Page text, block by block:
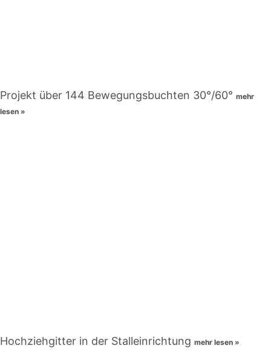
Projekt über 144 Bewegungsbuchten 30°/60° mehr
lesen »
Hochziehgitter in der Stalleinrichtung mehr lesen »